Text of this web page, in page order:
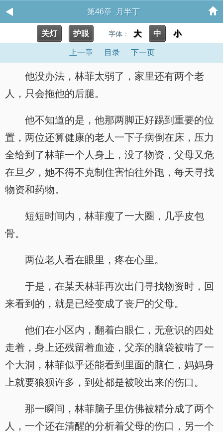
第46章 月半丁
关灯 护眼 字体： 大 中 小
上一章 目录 下一页
他没办法，林菲太弱了，家里还有两个老
人，只会拖他的后腿。
他不知道的是，他那两脚正好踢到重要的位
置，两位还算健康的老人一下子病倒在床，压力
全给到了林菲一个人身上，没了物资，父母又危
在旦夕，她不得不克制住害怕往外跑，每天寻找
物资和药物。
短短时间内，林菲瘦了一大圈，几乎皮包
骨。
两位老人看在眼里，疼在心里。
于是，在某天林菲再次出门寻找物资时，回
来看到的，就是已经变成了丧尸的父母。
他们在小区内，翻着白眼仁，无意识的四处
走着，身上还残留着血迹，父亲的脑袋被啃了一
个大洞，林菲似乎还能看到里面的脑仁，妈妈身
上就要狼狈许多，到处都是被咬出来的伤口。
那一瞬间，林菲脑子里仿佛被精分成了两个
人，一个还在清醒的分析着父母的伤口，另一个